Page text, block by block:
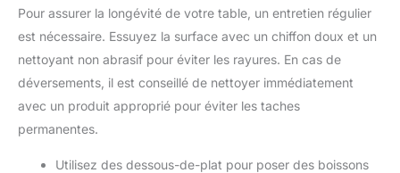
Pour assurer la longévité de votre table, un entretien régulier
est nécessaire. Essuyez la surface avec un chiffon doux et un
nettoyant non abrasif pour éviter les rayures. En cas de
déversements, il est conseillé de nettoyer immédiatement
avec un produit approprié pour éviter les taches
permanentes.
Utilisez des dessous-de-plat pour poser des boissons